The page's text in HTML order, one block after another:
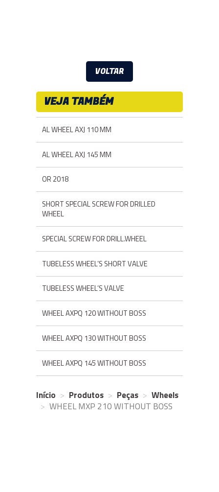
VOLTAR
VEJA TAMBÉM
AL WHEEL AXJ 110 MM
AL WHEEL AXJ 145 MM
OR 2018
SHORT SPECIAL SCREW FOR DRILLED
WHEEL
SPECIAL SCREW FOR DRILL.WHEEL
TUBELESS WHEEL’S SHORT VALVE
TUBELESS WHEEL’S VALVE
WHEEL AXPQ 120 WITHOUT BOSS
WHEEL AXPQ 130 WITHOUT BOSS
WHEEL AXPQ 145 WITHOUT BOSS
Início Produtos Peças
Wheels
WHEEL MXP 210 WITHOUT BOSS